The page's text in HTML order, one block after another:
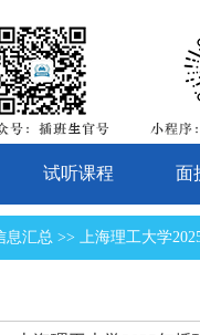
试听课程 面
汇总 >> 上海理工大学